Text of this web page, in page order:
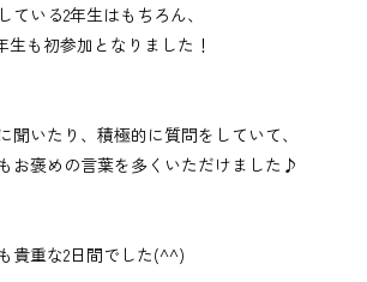
いる2年生はもちろん、
生も初参加となりました！
聞いたり、積極的に質問をしていて、
お褒めの言葉を多くいただけました♪
貴重な2日間でした(^^)